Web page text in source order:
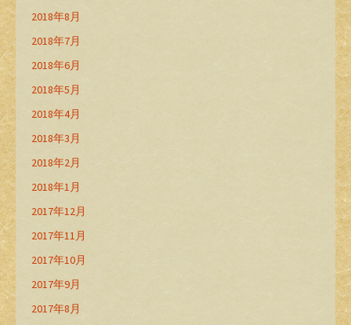
2018年8月
2018年7月
2018年6月
2018年5月
2018年4月
2018年3月
2018年2月
2018年1月
2017年12月
2017年11月
2017年10月
2017年9月
2017年8月